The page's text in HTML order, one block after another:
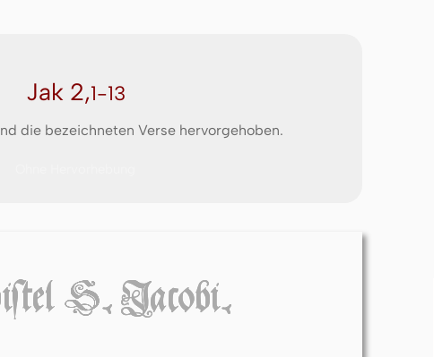
Jak 2,1-13
die bezeichneten Verse hervorgehoben.
S. Jacobi.